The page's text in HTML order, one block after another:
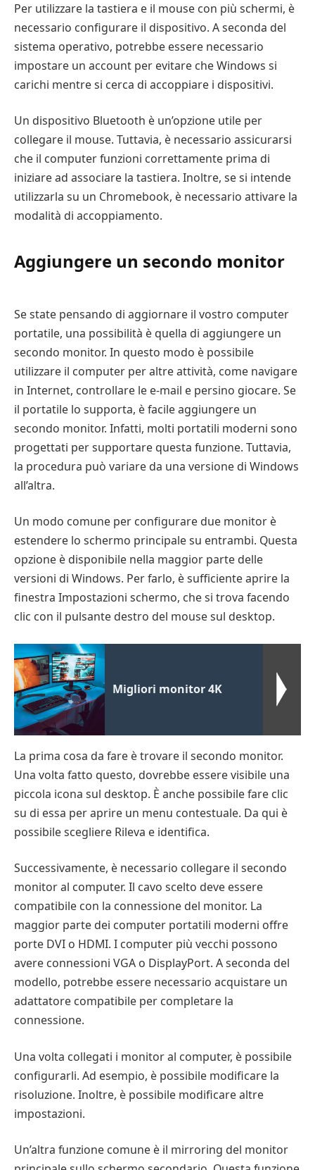
Per utilizzare la tastiera e il mouse con più schermi, è
necessario configurare il dispositivo. A seconda del
sistema operativo, potrebbe essere necessario
impostare un account per evitare che Windows si
carichi mentre si cerca di accoppiare i dispositivi.
Un dispositivo Bluetooth è un’opzione utile per
collegare il mouse. Tuttavia, è necessario assicurarsi
che il computer funzioni correttamente prima di
iniziare ad associare la tastiera. Inoltre, se si intende
utilizzarla su un Chromebook, è necessario attivare la
modalità di accoppiamento.
Aggiungere un secondo monitor
Se state pensando di aggiornare il vostro computer
portatile, una possibilità è quella di aggiungere un
secondo monitor. In questo modo è possibile
utilizzare il computer per altre attività, come navigare
in Internet, controllare le e-mail e persino giocare. Se
il portatile lo supporta, è facile aggiungere un
secondo monitor. Infatti, molti portatili moderni sono
progettati per supportare questa funzione. Tuttavia,
la procedura può variare da una versione di Windows
all’altra.
Un modo comune per configurare due monitor è
estendere lo schermo principale su entrambi. Questa
opzione è disponibile nella maggior parte delle
versioni di Windows. Per farlo, è sufficiente aprire la
finestra Impostazioni schermo, che si trova facendo
clic con il pulsante destro del mouse sul desktop.
Migliori monitor 4K
La prima cosa da fare è trovare il secondo monitor.
Una volta fatto questo, dovrebbe essere visibile una
piccola icona sul desktop. È anche possibile fare clic
su di essa per aprire un menu contestuale. Da qui è
possibile scegliere Rileva e identifica.
Successivamente, è necessario collegare il secondo
monitor al computer. Il cavo scelto deve essere
compatibile con la connessione del monitor. La
maggior parte dei computer portatili moderni offre
porte DVI o HDMI. I computer più vecchi possono
avere connessioni VGA o DisplayPort. A seconda del
modello, potrebbe essere necessario acquistare un
adattatore compatibile per completare la
connessione.
Una volta collegati i monitor al computer, è possibile
configurarli. Ad esempio, è possibile modificare la
risoluzione. Inoltre, è possibile modificare altre
impostazioni.
Un’altra funzione comune è il mirroring del monitor